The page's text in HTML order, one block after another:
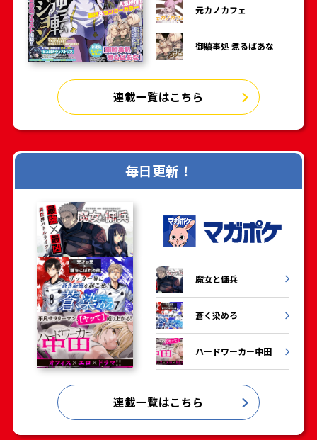
元カノカフェ
御贖事処 煮るばあな
連載一覧はこちら
毎日更新！
魔女と傭兵
蒼く染めろ
ハードワーカー中田
連載一覧はこちら